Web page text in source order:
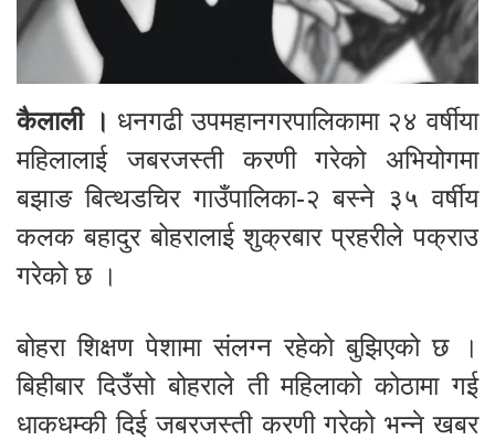
कैलाली । धनगढी उपमहानगरपालिकामा २४ वर्षीया
महिलालाई जबरजस्ती करणी गरेको अभियोगमा
बझाङ बित्थडचिर गाउँपालिका-२ बस्ने ३५ वर्षीय
कलक बहादुर बोहरालाई शुक्रबार प्रहरीले पक्राउ
गरेको छ ।
बोहरा शिक्षण पेशामा संलग्न रहेको बुझिएको छ ।
बिहीबार दिउँसो बोहराले ती महिलाको कोठामा गई
धाकधम्की दिई जबरजस्ती करणी गरेको भन्ने खबर